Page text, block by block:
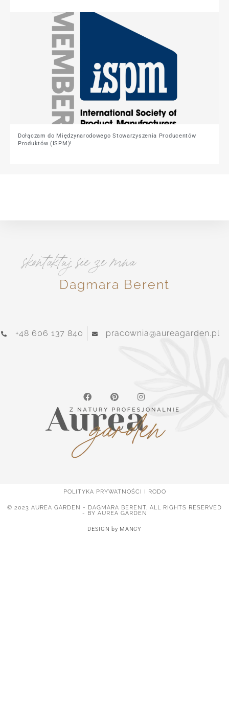
Dołączam do Międzynarodowego Stowarzyszenia Producentów
Produktów (ISPM)!
skontaktuj sie ze mna
Dagmara Berent
+48 606 137 840 pracownia@aureagarden.pl
POLITYKA PRYWATNOŚCI I RODO
© 2023 AUREA GARDEN - DAGMARA BERENT. ALL RIGHTS RESERVED
- BY AUREA GARDEN
DESIGN by MANCY